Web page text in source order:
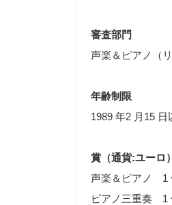
審査部門
声楽＆ピアノ（
年齢制限
1989 年2 月15 日
賞（通貨:ユーロ）
声楽＆ピアノ 1
ピアノ三重奏 1